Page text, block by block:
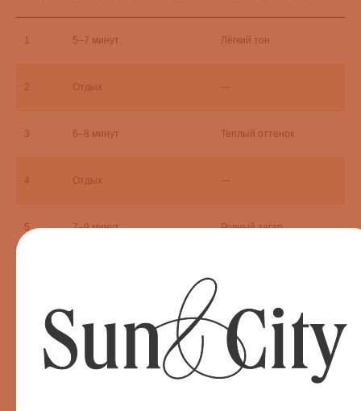
1 5–7 минут Лёгкий тон
2 Отдых —
3 6–8 минут Теплый оттенок
4 Отдых —
5 7–9 минут Ровный загар
Читайте также:
Эндосфера
Коллагенарий
Солярий